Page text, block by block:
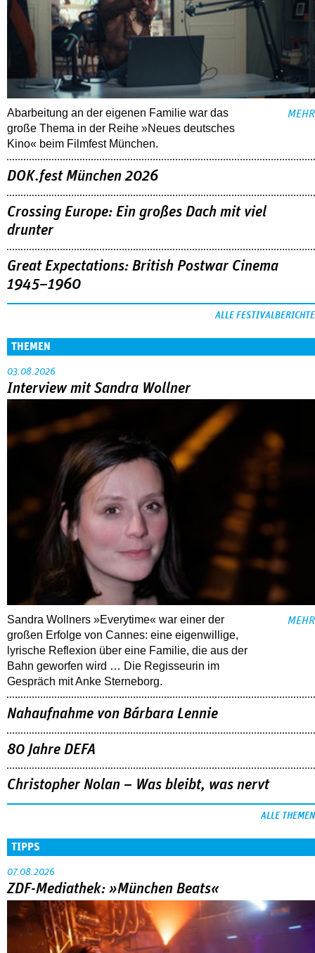
Abarbeitung an der eigenen Familie war das
große Thema in der Reihe »Neues deutsches
Kino« beim Filmfest München.
MEHR
DOK.fest München 2026
Crossing Europe: Ein großes Dach mit viel
drunter
Great Expectations: British Postwar Cinema
1945–1960
ALLE FESTIVALBERICHTE
THEMEN
03.08.2026
Interview mit Sandra Wollner
Sandra Wollners »Everytime« war einer der
großen Erfolge von Cannes: eine eigenwillige,
lyrische Reflexion über eine ­Familie, die aus der
Bahn geworfen wird … Die Regisseurin im
Gespräch mit Anke Sterneborg.
MEHR
Nahaufnahme von Bárbara Lennie
80 Jahre DEFA
Christopher Nolan – Was bleibt, was nervt
ALLE THEMEN
TIPPS
07.08.2026
ZDF-Mediathek: »München Beats«